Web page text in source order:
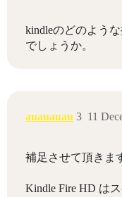
kindleのどのよう
でしょうか。
auauauau 11
3
補足させて頂きま
Kindle Fire HD は